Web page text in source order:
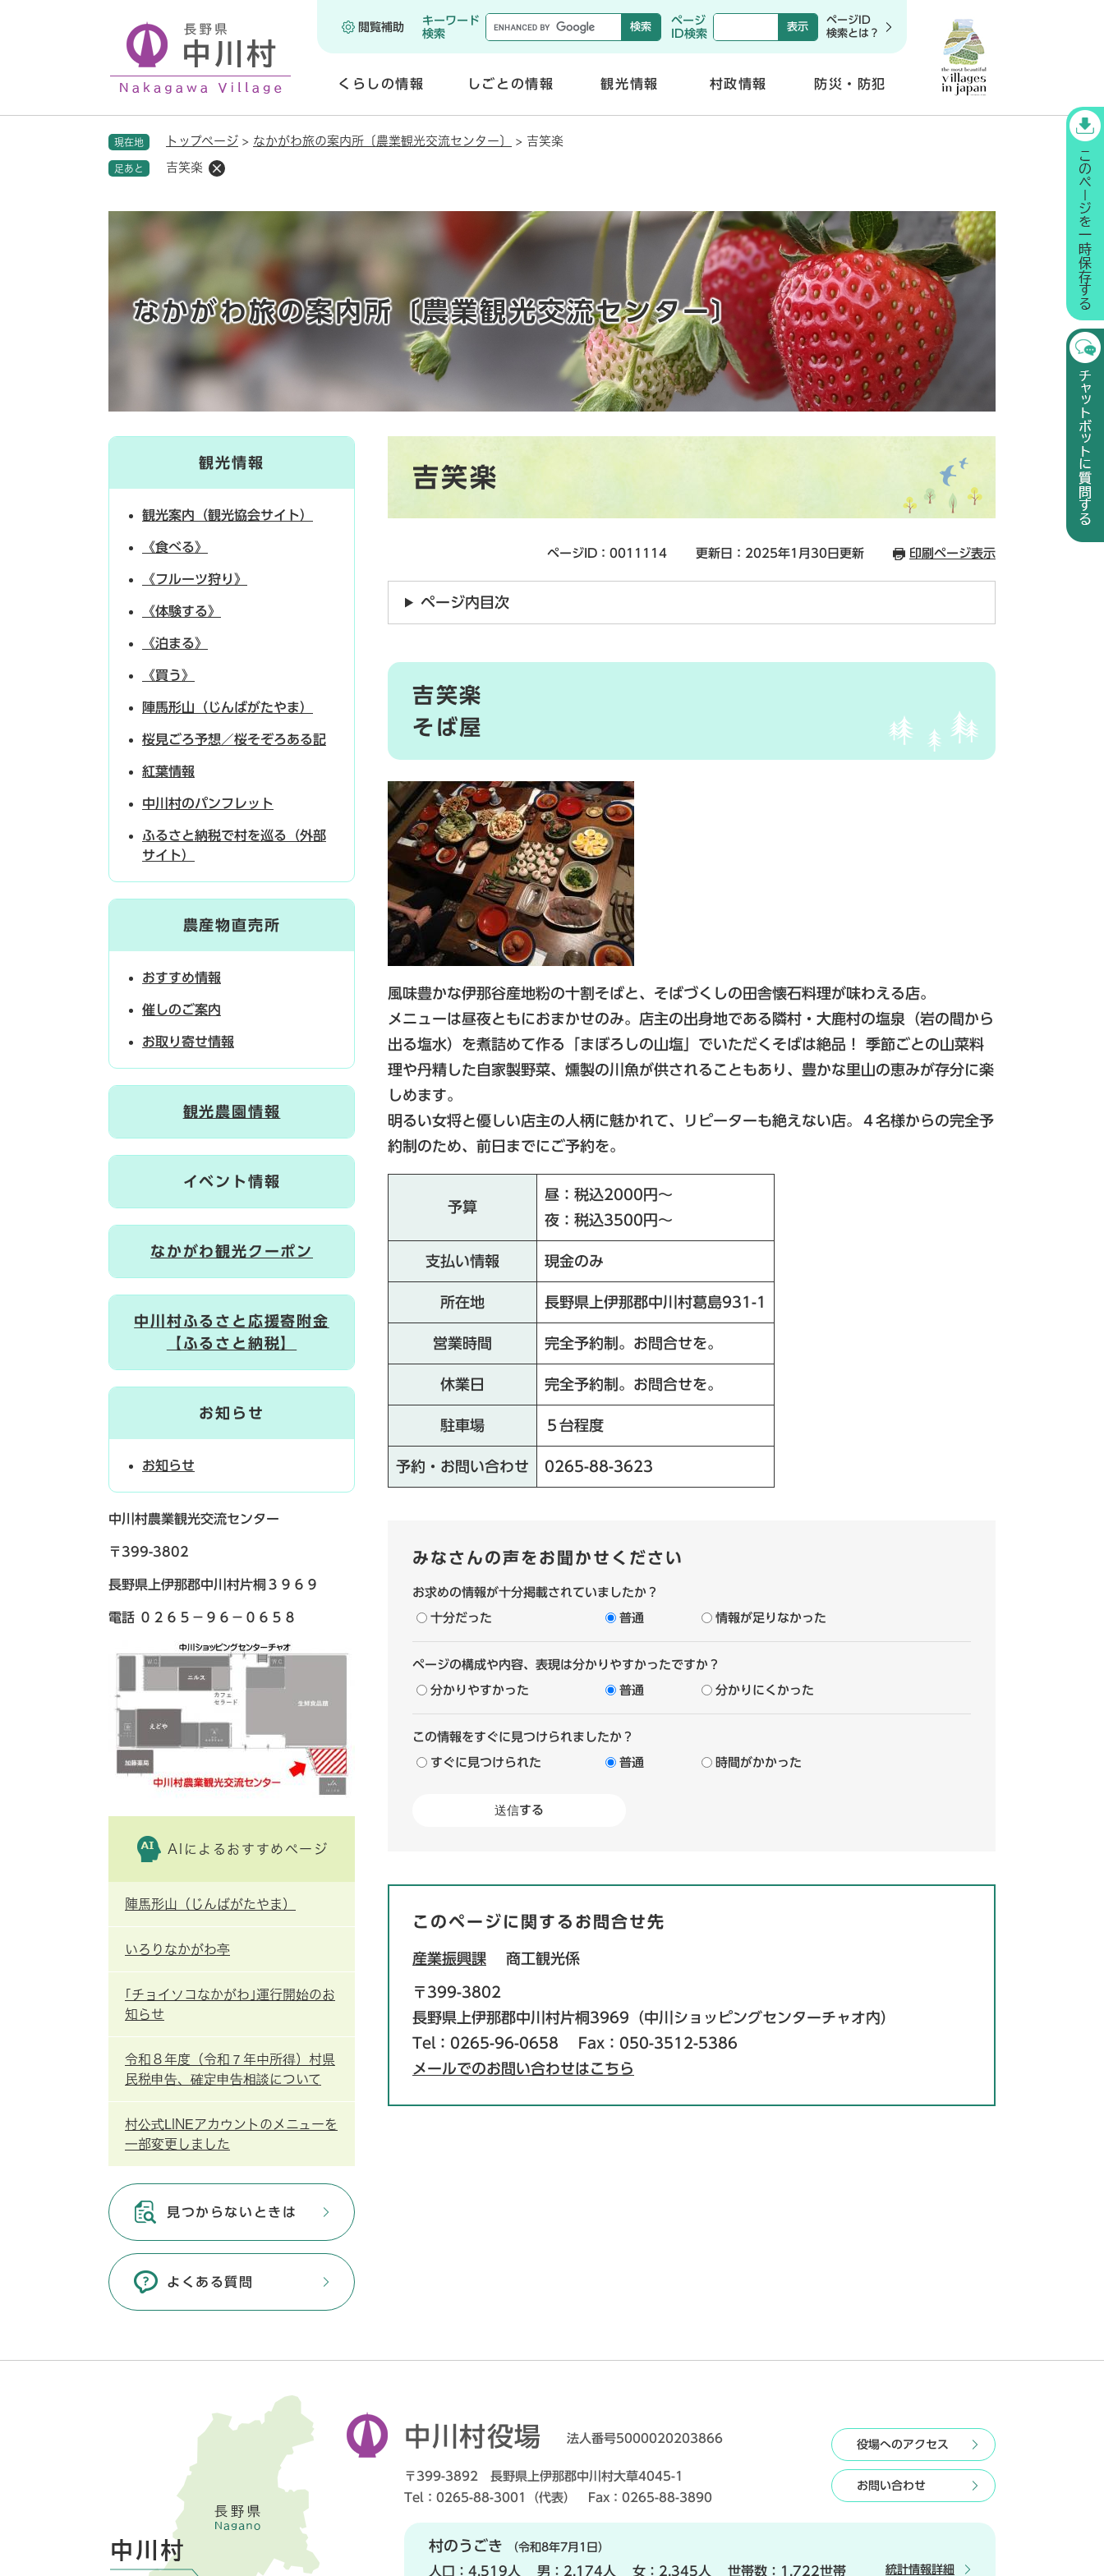
メニューを飛ばして本文へ
閲覧補助
キーワード
検索
ページ
ID検索
ページID
検索とは？
くらしの情報
く
しごとの情報
く
観光情報 村政情報 防災・防犯
現在地 トップページ > なかがわ旅の案内所〔農業観光交流センター〕 > 吉笑楽
足あと 吉笑楽
なかがわ旅の案内所〔農業観光交流センター〕
吉笑楽
ページID：0011114 更新日：2025年1月30日更新 印刷ページ表示
ページ内目次
吉笑楽
そば屋
風味豊かな伊那谷産地粉の十割そばと、そばづくしの田舎懐石料理が味わえる店。
メニューは昼夜ともにおまかせのみ。店主の出身地である隣村・大鹿村の塩泉（岩の間から
出る塩水）を煮詰めて作る「まぼろしの山塩」でいただくそばは絶品！ 季節ごとの山菜料
理や丹精した自家製野菜、燻製の川魚が供されることもあり、豊かな里山の恵みが存分に楽
しめます。
明るい女将と優しい店主の人柄に魅かれて、リピーターも絶えない店。４名様からの完全予
約制のため、前日までにご予約を。
予算
昼：税込2000円〜
夜：税込3500円〜
支払い情報 現金のみ
所在地 長野県上伊那郡中川村葛島931-1
営業時間 完全予約制。お問合せを。
休業日 完全予約制。お問合せを。
駐車場 ５台程度
予約・お問い合わせ 0265-88-3623
みなさんの声をお聞かせください
お求めの情報が十分掲載されていましたか？
十分だった 普通 情報が足りなかった
ページの構成や内容、表現は分かりやすかったですか？
分かりやすかった 普通 分かりにくかった
この情報をすぐに見つけられましたか？
すぐに見つけられた 普通 時間がかかった
このページに関するお問合せ先
産業振興課 商工観光係
〒399-3802
長野県上伊那郡中川村片桐3969（中川ショッピングセンターチャオ内）
Tel：0265-96-0658
Fax：050-3512-5386
メールでのお問い合わせはこちら
観光情報
観光案内（観光協会サイト）
《食べる》
《フルーツ狩り》
《体験する》
《泊まる》
《買う》
陣馬形山（じんばがたやま）
桜見ごろ予想／桜そぞろある記
紅葉情報
中川村のパンフレット
ふるさと納税で村を巡る（外部
サイト）
農産物直売所
おすすめ情報
催しのご案内
お取り寄せ情報
観光農園情報
イベント情報
なかがわ観光クーポン
中川村ふるさと応援寄附金
【ふるさと納税】
お知らせ
お知らせ
中川村農業観光交流センター
〒399-3802
長野県上伊那郡中川村片桐３９６９
電話 ０２６５－９６－０６５８
AIによるおすすめページ
陣馬形山（じんばがたやま）
いろりなかがわ亭
｢チョイソコなかがわ｣運行開始のお
知らせ
令和８年度（令和７年中所得）村県
民税申告、確定申告相談について
村公式LINEアカウントのメニューを
一部変更しました
見つからないときは
よくある質問
中川村役場 法人番号5000020203866
〒399-3892 長野県上伊那郡中川村大草4045-1
Tel：0265-88-3001（代表） Fax：0265-88-3890
役場へのアクセス
お問い合わせ
村のうごき （令和8年7月1日）
人口： 4,519人 男： 2,174人 女： 2,345人 世帯数： 1,722世帯 統計情報詳細